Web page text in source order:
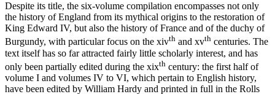
Despite its title, the six-volume compilation encompasses not only
the history of England from its mythical origins to the restoration of
King Edward IV, but also the history of France and of the duchy of
Burgundy, with particular focus on the xivth and xvth centuries. The
text itself has so far attracted fairly little scholarly interest, and has
only been partially edited during the xixth century: the first half of
volume I and volumes IV to VI, which pertain to English history,
have been edited by William Hardy and printed in full in the Rolls